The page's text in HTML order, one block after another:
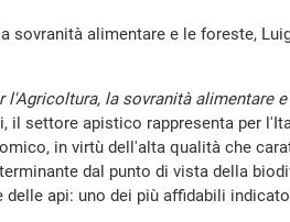
sovranità alimentare e le foreste,
l'Agricoltura, la sovranità alimentare
il settore apistico rappresenta per
in virtù dell'alta qualità che
dal punto di vista della
api: uno dei più affidabili